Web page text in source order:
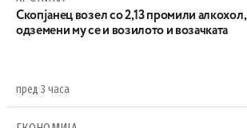
Скопјанец возел со 2,13 промили алкохол,
одземени му се и возилото и возачката
пред 3 часа